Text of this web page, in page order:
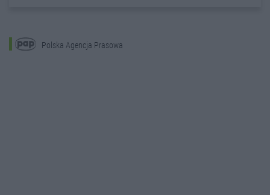
Polska Agencja Prasowa